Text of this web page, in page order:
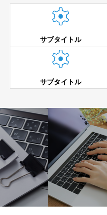

サブタイトル

サブタイトル